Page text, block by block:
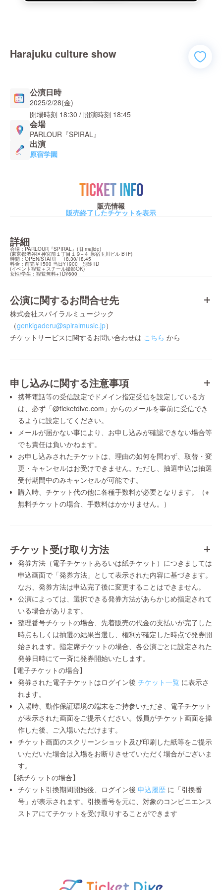
Harajuku culture show
公演日時
2025/2/28(金)
開場時刻 18:30 / 開演時刻 18:45
会場
PARLOUR『SPIRAL』
出演
原宿学園
TICKET INFO
販売情報
販売終了したチケットを表示
詳細
会場：PARLOUR『SPIRAL』(旧 majide)
(東京都渋谷区神宮前１丁目１９−４ 原宿玉川ビル B1F)
時間：OPEN/START 　18:30/18:45
料金：前売￥1500 当日¥1900　別途1D
(イベント観覧＋スチール撮影OK)
女性/学生：観覧無料+1D¥600
公演に関するお問合せ先
株式会社スパイラルミュージック
（genkigaderu@spiralmusic.jp）
チケットサービスに関するお問い合わせは こちら から
申し込みに関する注意事項
携帯電話等の受信設定でドメイン指定受信を設定している方
は、必ず「@ticketdive.com」からのメールを事前に受信でき
るように設定してください。
メールが届かない事により、お申し込みが確認できない場合等
でも責任は負いかねます。
お申し込みされたチケットは、理由の如何を問わず、取替・変
更・キャンセルはお受けできません。ただし、抽選申込は抽選
受付期間中のみキャンセルが可能です。
購入時、チケット代の他に各種手数料が必要となります。（※
無料チケットの場合、手数料はかかりません。）
チケット受け取り方法
発券方法（電子チケットあるいは紙チケット）につきましては
申込画面で「発券方法」として表示された内容に基づきます。
なお、発券方法は申込完了後に変更することはできません。
公演によっては、選択できる発券方法があらかじめ指定されて
いる場合があります。
整理番号チケットの場合、先着販売の代金の支払いが完了した
時点もしくは抽選の結果当選し、権利が確定した時点で発券開
始されます。指定席チケットの場合、各公演ごとに設定された
発券日時にて一斉に発券開始いたします。
【電子チケットの場合】
発券された電子チケットはログイン後 チケット一覧 に表示さ
れます。
入場時、動作保証環境の端末をご持参いただき、電子チケット
が表示された画面をご提示ください。係員がチケット画面を操
作した後、ご入場いただけます。
チケット画面のスクリーンショット及び印刷した紙等をご提示
いただいた場合は入場をお断りさせていただく場合がございま
す。
【紙チケットの場合】
チケット引換期間開始後、ログイン後 申込履歴 に「引換番
号」が表示されます。引換番号を元に、対象のコンビニエンス
ストアにてチケットを受け取りすることができます